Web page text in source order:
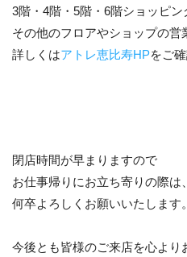
3階・4階・5階・6階ショッピン
その他のフロアやショップの営
詳しくはアトレ恵比寿HPをご
閉店時間が早まりますので
お仕事帰りにお立ち寄りの際は
何卒よろしくお願いいたします。
今後とも皆様のご来店を心より